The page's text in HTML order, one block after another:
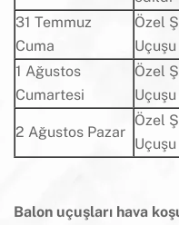
31 Temmuz
Cuma
Özel
Uçuşu
1 Ağustos
Cumartesi
Özel
Uçuşu
2 Ağustos Pazar
Özel
Uçuşu
Balon uçuşları hava